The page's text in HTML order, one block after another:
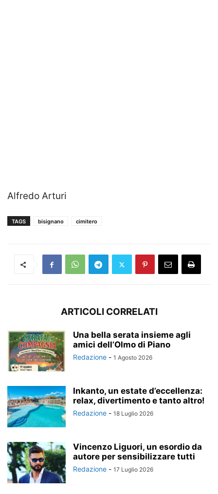
Alfredo Arturi
TAGS bisignano cimitero
ARTICOLI CORRELATI
Una bella serata insieme agli
amici dell’Olmo di Piano
Redazione - 1 Agosto 2026
Inkanto, un estate d’eccellenza:
relax, divertimento e tanto altro!
Redazione - 18 Luglio 2026
Vincenzo Liguori, un esordio da
autore per sensibilizzare tutti
Redazione - 17 Luglio 2026